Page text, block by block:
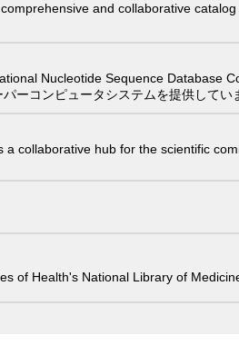
and collaborative catalog
Nucleotide Sequence Database
ーコンピュータシステムを提供してい
collaborative hub for the scientific
of Health's National Library of